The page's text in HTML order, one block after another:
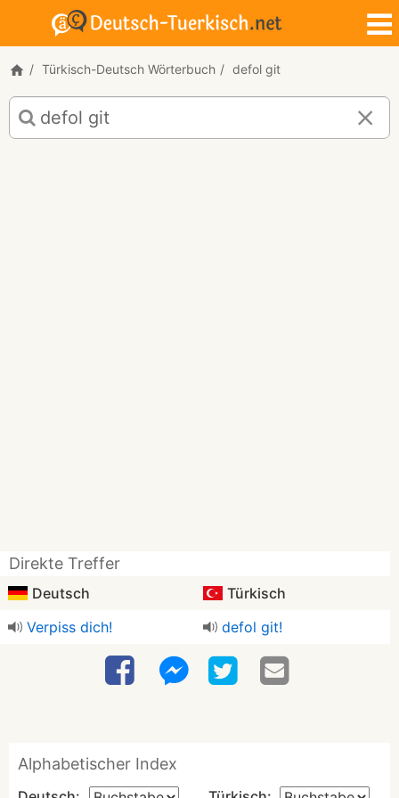
Türkisch-Deutsch Wörterbuch defol git
Türkisch-
Deutsch
Übersetzung
Direkte Treffer
Deutsch
Türkisch
Verpiss dich!
defol git!
Alphabetischer Index